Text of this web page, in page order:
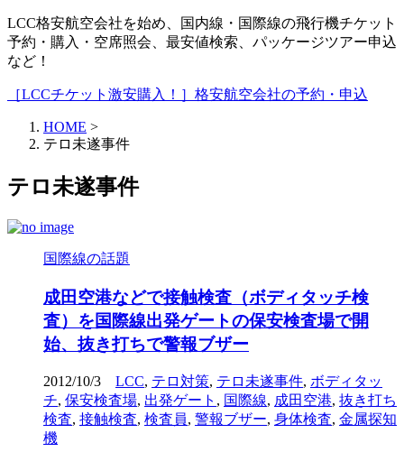
LCC格安航空会社を始め、国内線・国際線の飛行機チケット
予約・購入・空席照会、最安値検索、パッケージツアー申込
など！
［LCCチケット激安購入！］格安航空会社の予約・申込
HOME >
テロ未遂事件
テロ未遂事件
国際線の話題
成田空港などで接触検査（ボディタッチ検
査）を国際線出発ゲートの保安検査場で開
始、抜き打ちで警報ブザー
2012/10/3 LCC, テロ対策, テロ未遂事件, ボディタッ
チ, 保安検査場, 出発ゲート , 国際線, 成田空港, 抜き打ち
検査, 接触検査, 検査員, 警報ブザー, 身体検査, 金属探知
機